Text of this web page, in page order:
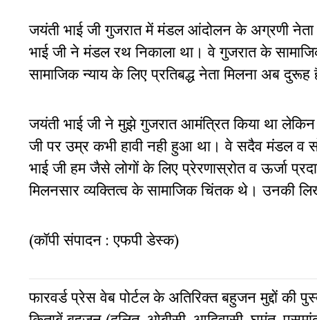
जयंती भाई जी गुजरात में मंडल आंदोलन के अग्रणी
भाई जी ने मंडल रथ निकाला था। वे गुजरात के
सामाजिक न्याय के लिए प्रतिबद्ध नेता मिलना अब दुरूह
जयंती भाई जी ने मुझे गुजरात आमंत्रित किया था
जी पर उम्र कभी हावी नही हुआ था। वे सदैव मंडल
भाई जी हम जैसे लोगों के लिए प्रेरणास्रोत व ऊर्जा
मिलनसार व्यक्तित्व के सामाजिक चिंतक थे। उनकी
(कॉपी संपादन : एफपी डेस्क)
फारवर्ड प्रेस वेब पोर्टल के अतिरिक्‍त बहुजन मुद्दों